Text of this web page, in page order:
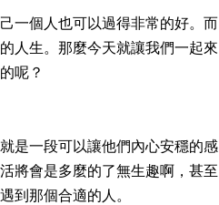
個人也可以過得非常的好。而
人生。那麼今天就讓我們一起來
呢？
一段可以讓他們內心安穩的感
將會是多麼的了無生趣啊，甚至
到那個合適的人。